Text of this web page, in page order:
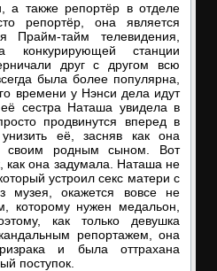
а также репортёр в отделе
репортёр, она является
Прайм-тайм телевидения,
конкурирующей станции
друг с другом всю
была более популярна,
времени у Нэнси дела идут
сестра Наташа увидела в
продвинутся вперед в
её, засняв как она
своим родным сыном. Вот
как она задумала. Наташа не
устроил секс матери с
музея, окажется вовсе не
которому нужен медальон,
как только девушка
репортажем, она
и была оттрахана
поступок.